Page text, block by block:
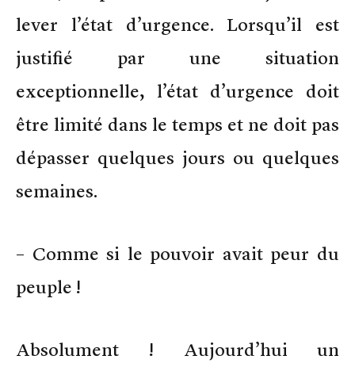
lever l’état d’urgence. Lorsqu’il est
justifié par une situation
exceptionnelle, l’état d’urgence doit
être limité dans le temps et ne doit pas
dépasser quelques jours ou quelques
semaines.
– Comme si le pouvoir avait peur du
peuple !
Absolument ! Aujourd’hui un